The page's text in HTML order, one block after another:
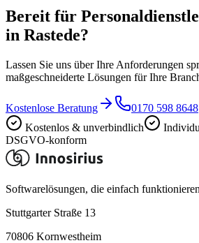
Bereit für
in Rastede?
Lassen Sie uns über Ihre Anforderungen
maßgeschneiderte Lösungen für Ihre
Kostenlose Beratung
0170 598 8648
Kostenlos & unverbindlich
DSGVO-konform
Softwarelösungen, die einfach
Stuttgarter Straße 13
70806 Kornwestheim